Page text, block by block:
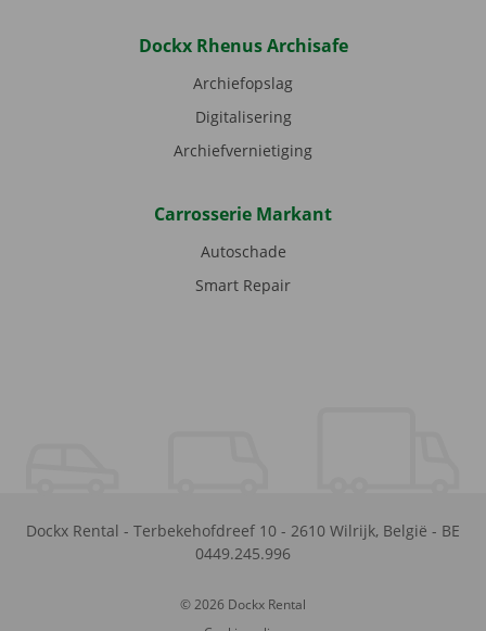
Dockx Rhenus Archisafe
Archiefopslag
Digitalisering
Archiefvernietiging
Carrosserie Markant
Autoschade
Smart Repair
Dockx Rental - Terbekehofdreef 10 - 2610 Wilrijk, België - BE
0449.245.996
© 2026 Dockx Rental